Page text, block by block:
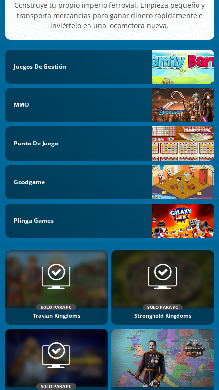
Construye tu propio imperio ferrovial. Empieza pequeño y
transporta mercancías para ganar dinero rápidamente e
inviértelo en una locomotora nueva.
Juegos De Gestión
MMO
Punto De Juego
Goodgame
Plinga Games
SOLO PARA PC
Travian Kingdoms
SOLO PARA PC
Stronghold Kingdoms
SOLO PARA PC